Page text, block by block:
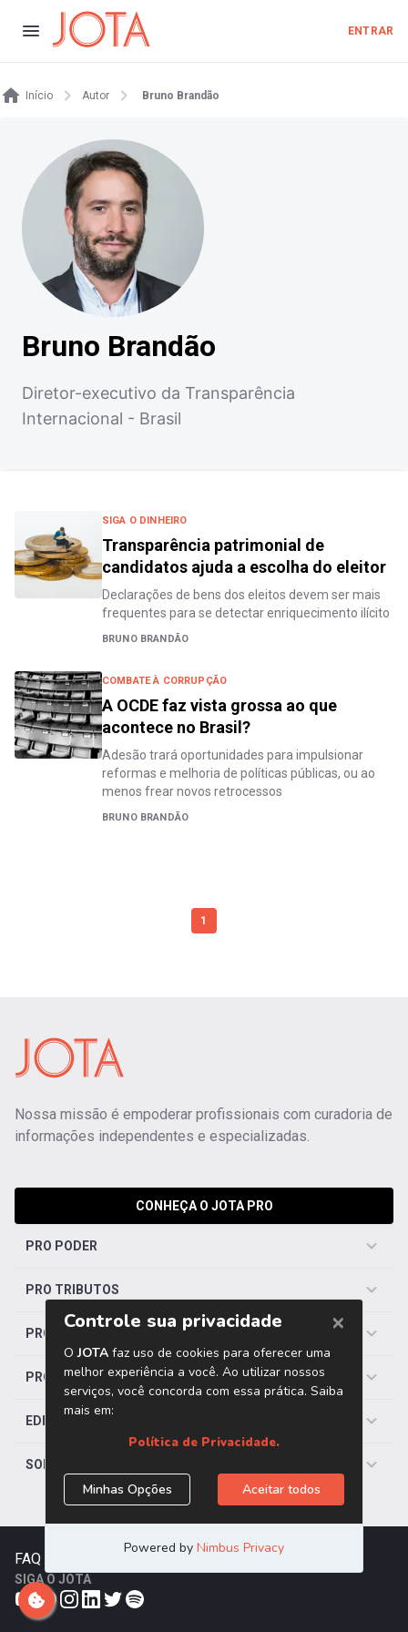
ENTRAR
Início Autor Bruno Brandão
Bruno Brandão
Diretor-executivo da Transparência
Internacional - Brasil
SIGA O DINHEIRO
Transparência patrimonial de
candidatos ajuda a escolha do eleitor
Declarações de bens dos eleitos devem ser mais
frequentes para se detectar enriquecimento ilícito
BRUNO BRANDÃO
COMBATE À CORRUPÇÃO
A OCDE faz vista grossa ao que
acontece no Brasil?
Adesão trará oportunidades para impulsionar
reformas e melhoria de políticas públicas, ou ao
menos frear novos retrocessos
BRUNO BRANDÃO
1
Nossa missão é empoderar profissionais com curadoria de
informações independentes e especializadas.
CONHEÇA O JOTA PRO
PRO PODER
PRO TRIBUTOS
PRO TRABALHISTA
PRO SAÚDE
EDITORIAS
SOBRE O JOTA
FAQ Trabalhe Conosco
SIGA O JOTA